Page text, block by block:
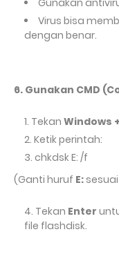
Gunakan
Virus bisa
dengan benar.
6. Gunakan CMD
Tekan Windows
Ketik perintah:
chkdsk E: /f
(Ganti huruf E:
Tekan Enter
file flashdisk.